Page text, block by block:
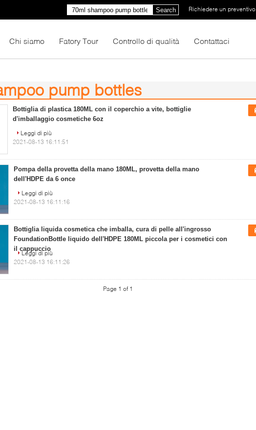
Richiedere un preventivo
Search
Chi siamo Fatory Tour Controllo di qualità Contattaci
pump bottles
Bottiglia di plastica 180ML con il coperchio a vite, bottiglie
d'imballaggio cosmetiche 6oz
Leggi di più
2021-08-13 16:11:51
Pompa della provetta della mano 180ML, provetta della mano
dell'HDPE da 6 once
Leggi di più
2021-08-13 16:11:16
Bottiglia liquida cosmetica che imballa, cura di pelle all'ingrosso
FoundationBottle liquido dell'HDPE 180ML piccola per i cosmetici con
il cappuccio
Leggi di più
2021-08-13 16:11:26
Page 1 of 1